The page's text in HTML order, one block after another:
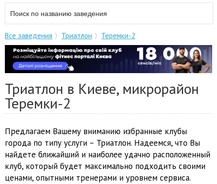
Все заведения Триатлон Теремки-2
Триатлон в Киеве, микрорайон
Теремки-2
Предлагаем Вашему вниманию избранные клубы
города по типу услуги – Триатлон. Надеемся, что Вы
найдете ближайший и наиболее удачно расположенный
клуб, который будет максимально подходить своими
ценами, опытными тренерами и уровнем сервиса.